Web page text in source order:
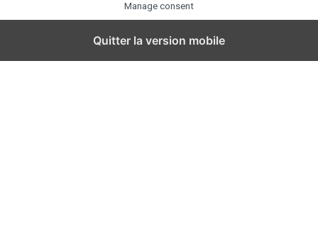
Manage consent
Quitter la version mobile